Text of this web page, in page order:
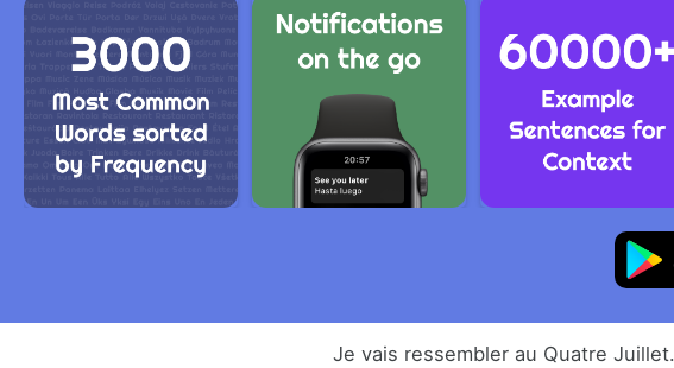
Je vais ressembler au Quatre Juillet.